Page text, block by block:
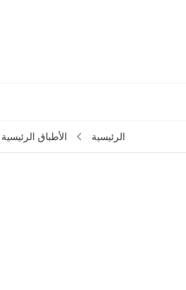
الرئيسية الأطباق الرئيسية